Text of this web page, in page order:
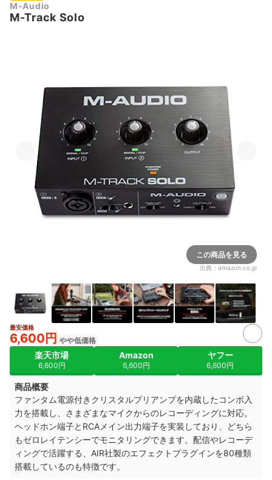
M-Audio
M-Track Solo
この商品を見る
出典： amazon.co.jp
最安価格
6,600円 やや低価格
楽天市場
6,600円
Amazon
6,600円
ヤフー
6,600円
商品概要
ファンタム電源付きクリスタルプリアンプを内蔵したコンボ入
力を搭載し、さまざまなマイクからのレコーディングに対応。
ヘッドホン端子とRCAメイン出力端子を実装しており、どちら
もゼロレイテンシーでモニタリングできます。配信やレコーデ
ィングで活躍する、AIR社製のエフェクトプラグインを80種類
搭載しているのも特徴です。